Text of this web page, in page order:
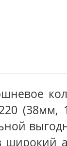
широкий